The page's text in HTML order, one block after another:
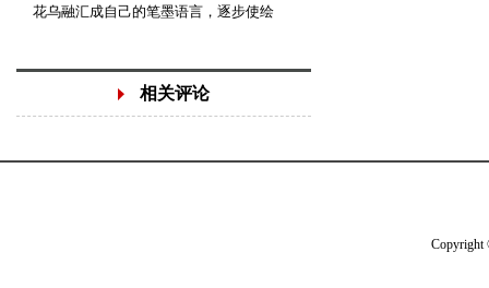
花乌融汇成自己的笔墨语言，逐步使绘
相关评论
Copyright